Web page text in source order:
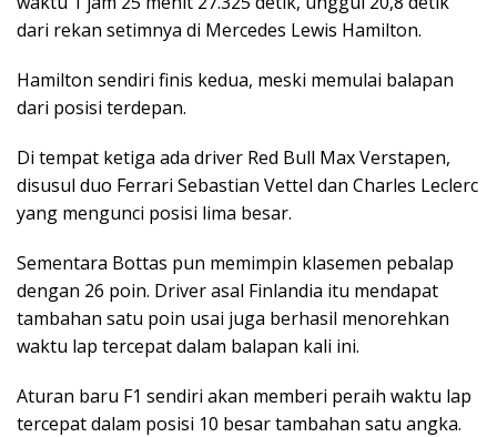
dari rekan setimnya di Mercedes Lewis Hamilton.
Hamilton sendiri finis kedua, meski memulai balapan
dari posisi terdepan.
Di tempat ketiga ada driver Red Bull Max Verstapen,
disusul duo Ferrari Sebastian Vettel dan Charles Leclerc
yang mengunci posisi lima besar.
Sementara Bottas pun memimpin klasemen pebalap
dengan 26 poin. Driver asal Finlandia itu mendapat
tambahan satu poin usai juga berhasil menorehkan
waktu lap tercepat dalam balapan kali ini.
Aturan baru F1 sendiri akan memberi peraih waktu lap
tercepat dalam posisi 10 besar tambahan satu angka.